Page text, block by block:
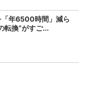
「年6500時間」減ら
転換”がすご...